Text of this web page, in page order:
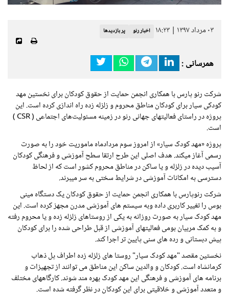
۰۳ مرداد ۱۳۹۷ | ۱۸:۲۳ اخبار رنو پر بازدیدها
همرسانی :
شرکت رنو پارس با همکاری انجمن حمایت از حقوق کودکان برای نخستین مهد
کودکی سیار برای کودکان مناطق محروم و زلزله زده راه اندازی کرده است. این
پروژه در راستای فعالیتهای جهانی رنو در زمینه مسئولیت‌های اجتماعی (
)
است.
پروژه «مهد کودک سیار» از امروز سوم مردادماه ماموریت خود را به صورت
رسمی آغاز میکند. هدف اصلی این طرح ارتقا سطح آموزشی و فرهنگی کودکان
آسیب دیده در زلزله و یا ساکن در مناطق محروم کشور است که از لحاظ
دسترسی به امکانات آموزشی در شرایط سختی به سر میبرند.
شرکت رنوپارس با همکاری انجمن حمایت از حقوق کودکان یک دستگاه مینی
بوس را تغییر کاربری داده وبه سیستم های آموزشی مدرن مجهز کرده است. این
مهد کودک سیار به صورت روزانه به یکی از روستاهای زلزله زده و یا محروم رفته
و به کمک مربیان بومی فعالیتهای آموزشی از قبل طراحی شده را برای کودکان
پیش دبستانی و رده های سنی پایین تر اجرا کند.
نخستین مقصد "مهد کودک سیار" روستا های زلزله زده اطراف پل ذهاب
کرمانشاه است. کودکان و والدین ساکن این مناطق می توانند از تجهیزات و
برنامه های آموزشی و فرهنگی این مهد کودک بهره مند شوند. کارگاههای مختلف
و متعدد آموزشی و خلاقیتی برای این کودکان در نظر گرفته شده است.